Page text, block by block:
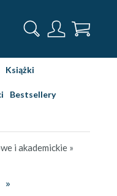
Książki
Bestsellery
i akademickie »